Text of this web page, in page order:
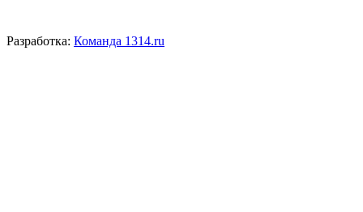
Разработка: Команда 1314.ru